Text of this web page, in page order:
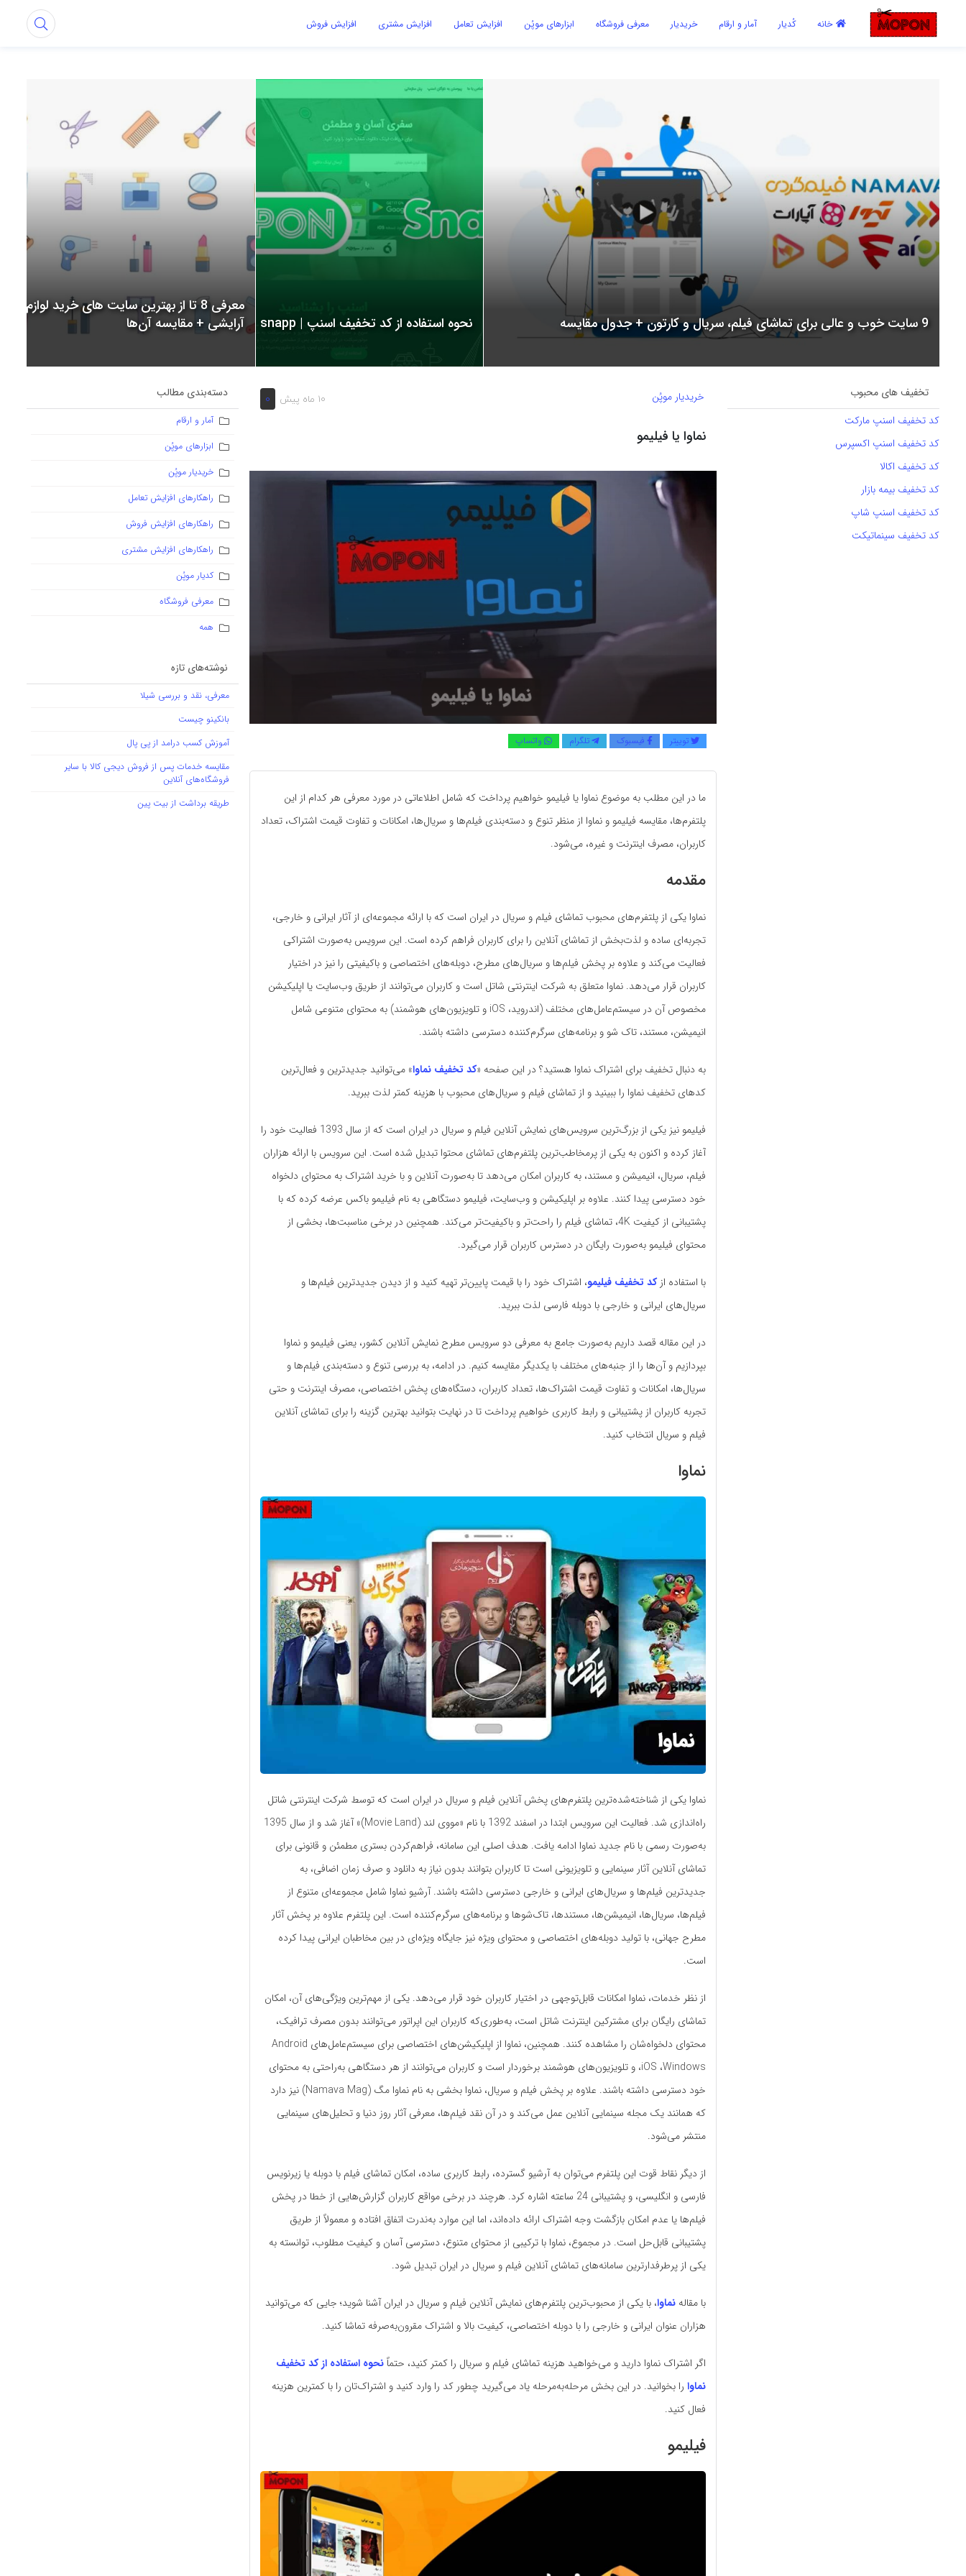
خانه کُدیار آمار و ارقام خریدیار معرفی فروشگاه ابزارهای موپُن افزایش تعامل افزایش مشتری افزایش فروش اشتراک گذاری
9 سایت خوب و عالی برای تماشای فیلم، سریال و کارتون + جدول مقایسه نحوه استفاده از کد تخفیف اسنپ | snapp
معرفی 8 تا از بهترین سایت های خرید لوازم
آرایشی + مقایسه آن‌ها
تخفیف های محبوب
کد تخفیف اسنپ مارکت
کد تخفیف اسنپ اکسپرس
کد تخفیف اکالا
کد تخفیف بیمه بازار
کد تخفیف اسنپ شاپ
کد تخفیف سینماتیکت
10 ماه پیش 0 خریدیار موپُن
نماوا یا فیلیمو
توییتر فیسبوک تلگرام واتساپ
ما در این مطلب به موضوع نماوا یا فیلیمو خواهیم پرداخت که شامل اطلاعاتی در مورد معرفی هر کدام از این
پلتفرم‌ها، مقایسه فیلیمو و نماوا از منظر تنوع و دسته‌بندی فیلم‌ها و سریال‌ها، امکانات و تفاوت قیمت اشتراک، تعداد
کاربران، مصرف اینترنت و غیره، می‌شود.
مقدمه
نماوا یکی از پلتفرم‌های محبوب تماشای فیلم و سریال در ایران است که با ارائه مجموعه‌ای از آثار ایرانی و خارجی،
تجربه‌ای ساده و لذت‌بخش از تماشای آنلاین را برای کاربران فراهم کرده است. این سرویس به‌صورت اشتراکی
فعالیت می‌کند و علاوه بر پخش فیلم‌ها و سریال‌های مطرح، دوبله‌های اختصاصی و باکیفیتی را نیز در اختیار
کاربران قرار می‌دهد. نماوا متعلق به شرکت اینترنتی شاتل است و کاربران می‌توانند از طریق وب‌سایت یا اپلیکیشن
مخصوص آن در سیستم‌عامل‌های مختلف (اندروید، iOS و تلویزیون‌های هوشمند) به محتوای متنوعی شامل
انیمیشن، مستند، تاک شو و برنامه‌های سرگرم‌کننده دسترسی داشته باشند.
به دنبال تخفیف برای اشتراک نماوا هستید؟ در این صفحه «کد تخفیف نماوا» می‌توانید جدیدترین و فعال‌ترین
کدهای تخفیف نماوا را ببینید و از تماشای فیلم و سریال‌های محبوب با هزینه کمتر لذت ببرید.
فیلیمو نیز یکی از بزرگ‌ترین سرویس‌های نمایش آنلاین فیلم و سریال در ایران است که از سال 1393 فعالیت خود را
آغاز کرده و اکنون به یکی از پرمخاطب‌ترین پلتفرم‌های تماشای محتوا تبدیل شده است. این سرویس با ارائه هزاران
فیلم، سریال، انیمیشن و مستند، به کاربران امکان می‌دهد تا به‌صورت آنلاین و با خرید اشتراک به محتوای دلخواه
خود دسترسی پیدا کنند. علاوه بر اپلیکیشن و وب‌سایت، فیلیمو دستگاهی به نام فیلیمو باکس عرضه کرده که با
پشتیبانی از کیفیت 4K، تماشای فیلم را راحت‌تر و باکیفیت‌تر می‌کند. همچنین در برخی مناسبت‌ها، بخشی از
محتوای فیلیمو به‌صورت رایگان در دسترس کاربران قرار می‌گیرد.
با استفاده ازکد تخفیف فیلیمو، اشتراک خود را با قیمت پایین‌تر تهیه کنید و از دیدن جدیدترین فیلم‌ها و
سریال‌های ایرانی و خارجی با دوبله فارسی لذت ببرید.
در این مقاله قصد داریم به‌صورت جامع به معرفی دو سرویس مطرح نمایش آنلاین کشور، یعنی فیلیمو و نماوا
بپردازیم و آن‌ها را از جنبه‌های مختلف با یکدیگر مقایسه کنیم. در ادامه، به بررسی تنوع و دسته‌بندی فیلم‌ها و
سریال‌ها، امکانات و تفاوت قیمت اشتراک‌ها، تعداد کاربران، دستگاه‌های پخش اختصاصی، مصرف اینترنت و حتی
تجربه کاربران از پشتیبانی و رابط کاربری خواهیم پرداخت تا در نهایت بتوانید بهترین گزینه را برای تماشای آنلاین
فیلم و سریال انتخاب کنید.
نماوا
نماوا یکی از شناخته‌شده‌ترین پلتفرم‌های پخش آنلاین فیلم و سریال در ایران است که توسط شرکت اینترنتی شاتل
راه‌اندازی شد. فعالیت این سرویس ابتدا در اسفند 1392 با نام «مووی لند (Movie Land)» آغاز شد و از سال 1395
به‌صورت رسمی با نام جدید نماوا ادامه یافت. هدف اصلی این سامانه، فراهم‌کردن بستری مطمئن و قانونی برای
تماشای آنلاین آثار سینمایی و تلویزیونی است تا کاربران بتوانند بدون نیاز به دانلود و صرف زمان اضافی، به
جدیدترین فیلم‌ها و سریال‌های ایرانی و خارجی دسترسی داشته باشند. آرشیو نماوا شامل مجموعه‌ای متنوع از
فیلم‌ها، سریال‌ها، انیمیشن‌ها، مستندها، تاک‌شوها و برنامه‌های سرگرم‌کننده است. این پلتفرم علاوه بر پخش آثار
مطرح جهانی، با تولید دوبله‌های اختصاصی و محتوای ویژه نیز جایگاه ویژه‌ای در بین مخاطبان ایرانی پیدا کرده
است.
از نظر خدمات، نماوا امکانات قابل‌توجهی در اختیار کاربران خود قرار می‌دهد. یکی از مهم‌ترین ویژگی‌های آن، امکان
تماشای رایگان برای مشترکین اینترنت شاتل است، به‌طوری‌که کاربران این اپراتور می‌توانند بدون مصرف ترافیک،
محتوای دلخواه‌شان را مشاهده کنند. همچنین، نماوا از اپلیکیشن‌های اختصاصی برای سیستم‌عامل‌های Android
،iOS ،Windows و تلویزیون‌های هوشمند برخوردار است و کاربران می‌توانند از هر دستگاهی به‌راحتی به محتوای
خود دسترسی داشته باشند. علاوه بر پخش فیلم و سریال، نماوا بخشی به نام نماوا مگ (Namava Mag) نیز دارد
که همانند یک مجله سینمایی آنلاین عمل می‌کند و در آن نقد فیلم‌ها، معرفی آثار روز دنیا و تحلیل‌های سینمایی
منتشر می‌شود.
از دیگر نقاط قوت این پلتفرم می‌توان به آرشیو گسترده، رابط کاربری ساده، امکان تماشای فیلم با دوبله یا زیرنویس
فارسی و انگلیسی، و پشتیبانی 24 ساعته اشاره کرد. هرچند در برخی مواقع کاربران گزارش‌هایی از خطا در پخش
فیلم‌ها یا عدم امکان بازگشت وجه اشتراک ارائه داده‌اند، اما این موارد به‌ندرت اتفاق افتاده و معمولاً از طریق
پشتیبانی قابل‌حل است. در مجموع، نماوا با ترکیبی از محتوای متنوع، دسترسی آسان و کیفیت مطلوب، توانسته به
یکی از پرطرفدارترین سامانه‌های تماشای آنلاین فیلم و سریال در ایران تبدیل شود.
با مقاله نماوا، با یکی از محبوب‌ترین پلتفرم‌های نمایش آنلاین فیلم و سریال در ایران آشنا شوید؛ جایی که می‌توانید
هزاران عنوان ایرانی و خارجی را با دوبله اختصاصی، کیفیت بالا و اشتراک مقرون‌به‌صرفه تماشا کنید.
اگر اشتراک نماوا دارید و می‌خواهید هزینه تماشای فیلم و سریال را کمتر کنید، حتماًنحوه استفاده از کد تخفیف
نماوا را بخوانید. در این بخش مرحله‌به‌مرحله یاد می‌گیرید چطور کد را وارد کنید و اشتراک‌تان را با کمترین هزینه
فعال کنید.
فیلیمو
دسته‌بندی مطالب
آمار و ارقام
ابزارهای موپُن
خریدیار موپُن
راهکارهای افزایش تعامل
راهکارهای افزایش فروش
راهکارهای افزایش مشتری
کدیار موپُن
معرفی فروشگاه
همه
نوشته‌های تازه
معرفی، نقد و بررسی شیلا
بانکینو چیست
آموزش کسب درامد از پی پال
مقایسه خدمات پس از فروش دیجی کالا با سایر
فروشگاه‌های آنلاین
طریقه برداشت از بیت پین